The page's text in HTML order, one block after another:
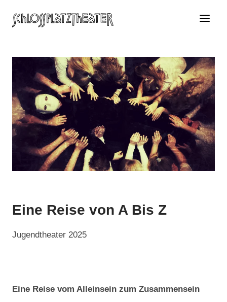
Inhalt
Eine Reise von A Bis Z
Jugendtheater 2025
Eine Reise vom Alleinsein zum Zusammensein